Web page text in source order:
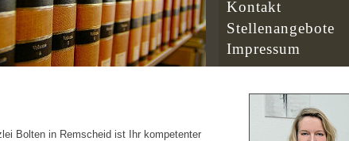
Kontakt
Stellenangebote
Impressum
Bolten in Remscheid ist Ihr kompetenter